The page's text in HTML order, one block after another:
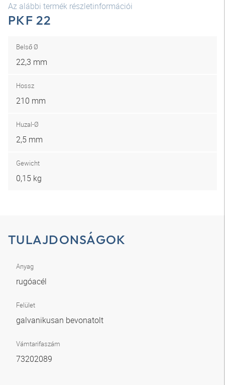
Az alábbi termék részletinformációi
PKF 22
Belső Ø
22,3 mm
Hossz
210 mm
Huzal-Ø
2,5 mm
Gewicht
0,15 kg
TULAJDONSÁGOK
Anyag
rugóacél
Felület
galvanikusan bevonatolt
Vámtarifaszám
73202089